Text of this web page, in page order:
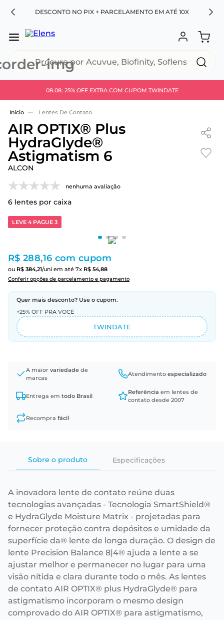
DESCONTO NO PIX + PARCELAMENTO EM ATÉ 10X
08.08: 25% OFF EXTRA COM CUPOM TWINDATE
Use 30HOJE e ganhe 30% OFF + economia extra no
Lentes De Contato
AIR OPTIX® Plus
HydraGlyde®
Astigmatism 6
ALCON
nenhuma avaliação
6 lentes por caixa
LEVE 4 PAGUE 3
R$ 288,16 com cupom
ou R$ 384,21/uni em até 7x R$ 54,88
Conferir opções de parcelamento e pagamento
Quer mais desconto? Use o cupom.
+25% OFF PRA VOCÊ
TWINDATE
A maior variedade de
marcas
Atendimento especializado
Entrega em todo Brasil
Referência em lentes de
contato desde 2007
Recompra fácil
Sobre o produto Especificações
A inovadora lente de contato reúne duas
tecnologias avançadas - Tecnologia SmartShield®
e HydraGlyde Moisture Matrix - projetadas para
fornecer proteção contra depósitos e umidade da
superfície da® lente de longa duração. O design de
lente Precision Balance 8|4® ajuda a lente a se
ajustar melhor e permanecer no lugar para uma
visão nítida e clara durante todo o mês. As lentes
de contato AIR OPTIX® plus HydraGlyde® para
astigmatismo incorporam o mesmo design
comprovado do AIR OPTIX® para astigmatismo,